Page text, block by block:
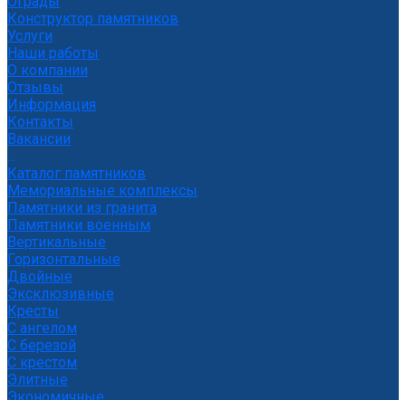
Конструктор памятников
Услуги
Наши работы
О компании
Отзывы
Информация
Контакты
Вакансии
...
Каталог памятников
Мемориальные комплексы
Памятники из гранита
Памятники военным
Вертикальные
Горизонтальные
Двойные
Эксклюзивные
Кресты
С ангелом
С березой
С крестом
Элитные